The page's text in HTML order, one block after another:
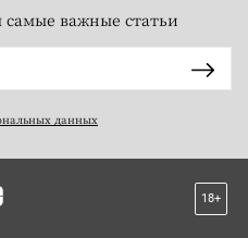
важные статьи
данных
18+